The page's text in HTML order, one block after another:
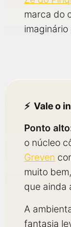
marca do
imaginário
Vale o
Ponto
o núcleo
Greven
muito
que ainda
A
fantasia